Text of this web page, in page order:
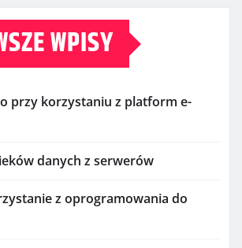
WPISY
przy korzystaniu z platform e-
danych z serwerów
z oprogramowania do